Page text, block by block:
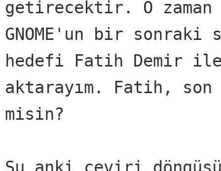
getirecektir. O
GNOME'un bir sonraki
hedefi Fatih Demir
aktarayım. Fatih,
misin?
Şu anki çeviri